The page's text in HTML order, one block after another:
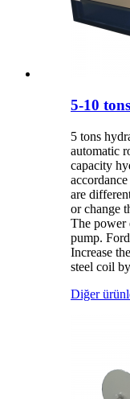
5-10
5 tons
automatic
capacity
are
or change
The power
pump.
Increase
steel coil
Diğer